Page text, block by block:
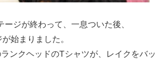
ジが終わって、一息ついた後、
始まりました。
ンクヘッドのTシャツが、レイクをバッ